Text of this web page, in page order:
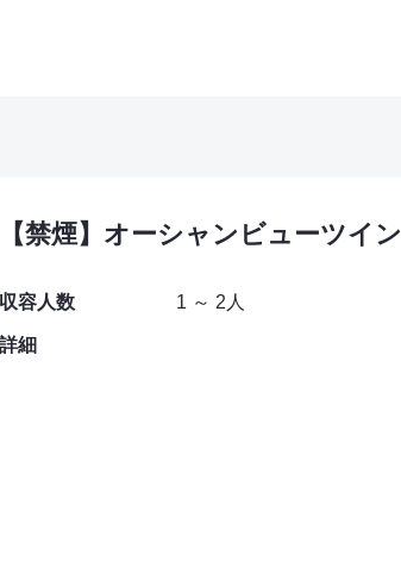
【禁煙】オーシャンビューツイン
収容人数 1 ～ 2人
詳細